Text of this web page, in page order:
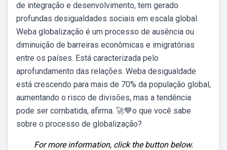
de integração e desenvolvimento, tem gerado
profundas desigualdades sociais em escala global.
Weba globalização é um processo de ausência ou
diminuição de barreiras econômicas e imigratórias
entre os países. Está caracterizada pelo
aprofundamento das relações. Weba desigualdade
está crescendo para mais de 70% da população global,
aumentando o risco de divisões, mas a tendência
pode ser combatida, afirma. 🚀💙o que você sabe
sobre o processo de globalização?
For more information, click the button below.